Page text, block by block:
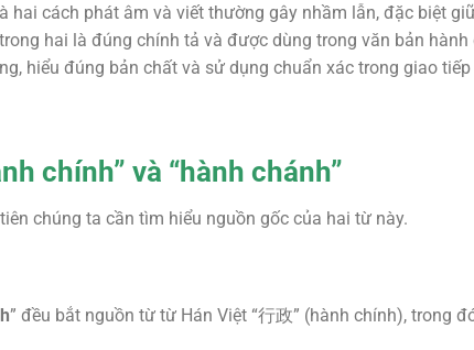
hai cách phát âm và viết thường gây nhầm lẫn, đặc biệt
hai là đúng chính tả và được dùng trong văn bản hành
hiểu đúng bản chất và sử dụng chuẩn xác trong giao
chính” và “hành chánh”
chúng ta cần tìm hiểu nguồn gốc của hai từ này.
” đều bắt nguồn từ từ Hán Việt “行政” (hành chính), trong